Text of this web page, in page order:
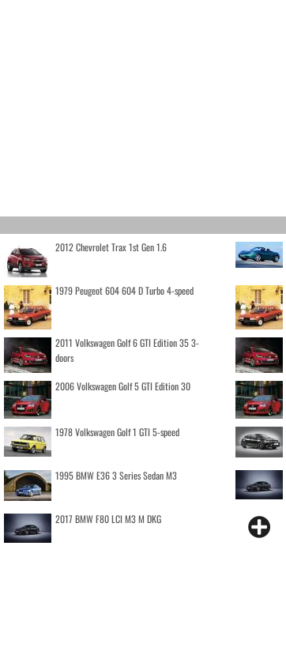
2012 Chevrolet Trax 1st Gen 1.6
1979 Peugeot 604 604 D Turbo 4-speed
2011 Volkswagen Golf 6 GTI Edition 35 3-
doors
2006 Volkswagen Golf 5 GTI Edition 30
1978 Volkswagen Golf 1 GTI 5-speed
1995 BMW E36 3 Series Sedan M3
2017 BMW F80 LCI M3 M DKG